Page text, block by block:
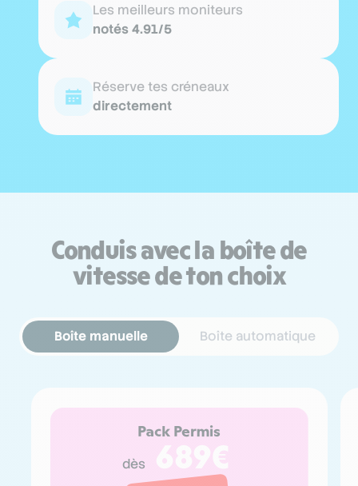
Les meilleurs moniteurs
notés 4.91/5
Réserve tes créneaux
directement
Conduis avec la boîte de
vitesse de ton choix
Boîte manuelle Boîte automatique
Pack Permis
dès 689€